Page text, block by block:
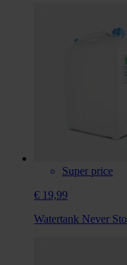
Super price
€ 19,99
Watertank Never